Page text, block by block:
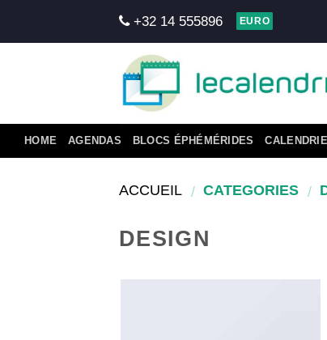
+32 14 555896 EURO
HOME AGENDAS BLOCS ÉPHÉMÉRIDES
ACCUEIL / CATEGORIES /
DESIGN